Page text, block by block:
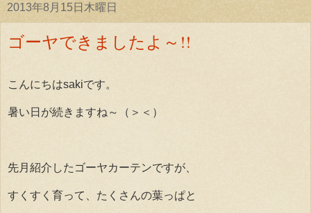
2013年8月15日木曜日
ゴーヤできましたよ～!!
こんにちはsakiです。
暑い日が続きますね～（＞＜）
先月紹介したゴーヤカーテンですが、
すくすく育って、たくさんの葉っぱと